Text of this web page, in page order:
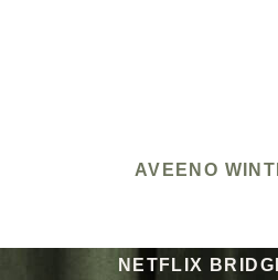
AVEENO
NETFLIX